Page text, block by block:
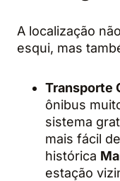
A localização
esqui, mas
Transporte
ônibus
sistema
mais fácil
histórica
estação